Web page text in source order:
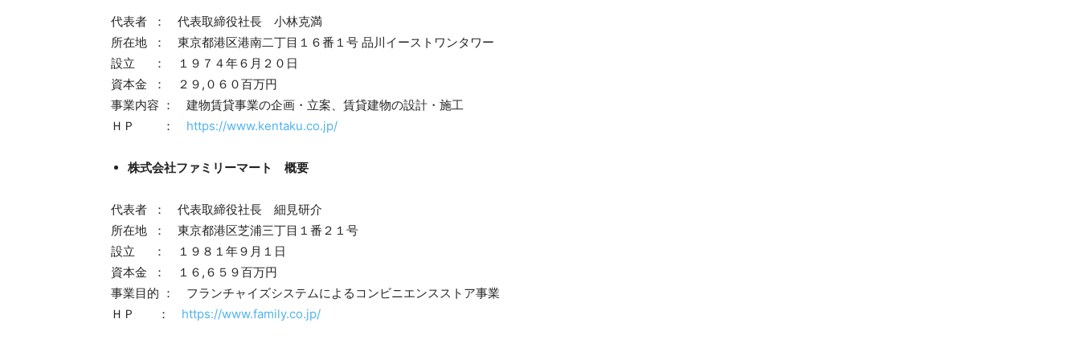
代表者 ： 代表取締役社長 小林克満
所在地 ： 東京都港区港南二丁目１６番１号 品川イーストワンタワー
設立 ： １９７４年６月２０日
資本金 ： ２９,０６０百万円
事業内容 ： 建物賃貸事業の企画・立案、賃貸建物の設計・施工
ＨＰ ： https://www.kentaku.co.jp/
株式会社ファミリーマート 概要
代表者 ： 代表取締役社長 細見研介
所在地 ： 東京都港区芝浦三丁目１番２１号
設立 ： １９８１年９月１日
資本金 ： １６,６５９百万円
事業目的 ： フランチャイズシステムによるコンビニエンスストア事業
ＨＰ ： https://www.family.co.jp/